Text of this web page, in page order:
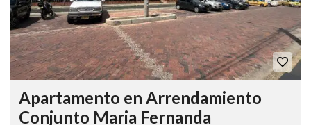
Apartamento en Arrendamiento
Conjunto Maria Fernanda